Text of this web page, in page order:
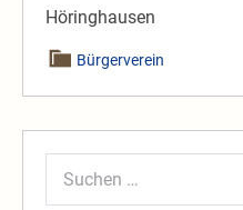
Höringhausen
Bürgerverein
Suchen